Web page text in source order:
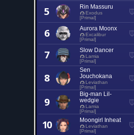
5 Rin Massuru
Exodus
[Primal]
6 Aurora Moonx
Excalibur
[Primal]
7 Slow Dancer
Lamia
[Primal]
8
Sen
Jouchokana
Leviathan
[Primal]
9
Big-man Lil-
wedgie
Lamia
[Primal]
10 Moongirl Inheat
Leviathan
[Primal]